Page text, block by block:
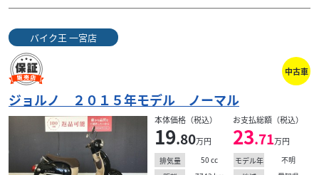
シート
本体価格:36 .80
★126cc以上限定★ ◆通販時送料無料※ 通信販売で
126cc以上の車両をご成約頂いた際は、ご自宅への送
料が無料です。 ◆店舗間送料無料※ 同エリ...
バイク王 一宮店
中古車
ジョルノ ２０１５年モデル ノーマル
本体価格（税込）
19.80万円
お支払総額（税込）
23.71万円
排気量 50 cc モデル年
不明